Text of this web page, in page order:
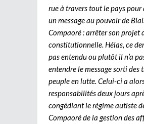
rue à travers tout le pays pour
un message au pouvoir de
Compaoré : arrêter son projet
constitutionnelle. Hélas, ce
pas entendu ou plutôt il n’a
entendre le message sorti des
peuple en lutte. Celui-ci a
responsabilités deux jours
congédiant le régime autiste
Compaoré de la gestion des